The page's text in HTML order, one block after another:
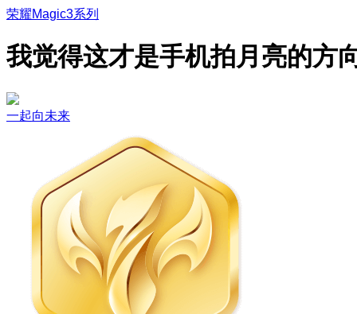
荣耀Magic3系列
我觉得这才是手机拍月亮的方
一起向未来